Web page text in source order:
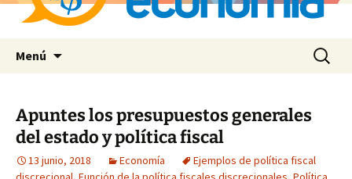
Menú Buscar:
Apuntes los presupuestos generales
del estado y política fiscal
13 junio, 2018 Economía
Ejemplos de política fiscal